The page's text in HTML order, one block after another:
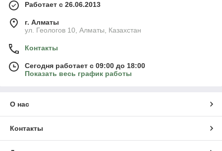
Работает с 26.06.2013
г. Алматы
ул. Геологов 10, Алматы, Казахстан
Контакты
Сегодня работает с 09:00 до 18:00
Показать весь график работы
О нас
Контакты